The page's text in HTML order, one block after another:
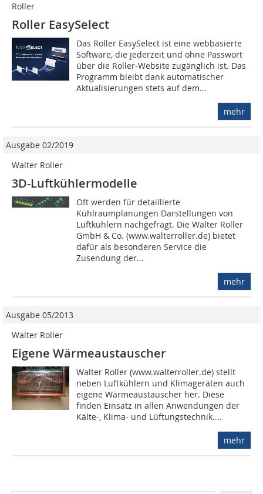
Roller
Roller EasySelect
Das Roller EasySelect ist eine webbasierte
Software, die jederzeit und ohne Passwort
über die Roller-Website zugänglich ist. Das
Programm bleibt dank automatischer
Aktualisierungen stets auf dem...
mehr
Ausgabe 02/2019
Walter Roller
3D-Luftkühlermodelle
Oft werden für detaillierte
Kühlraumplanungen Darstellungen von
Luftkühlern nachgefragt. Die Walter Roller
GmbH & Co. (www.walterroller.de) bietet
dafür als besonderen Service die
Zusendung der...
mehr
Ausgabe 05/2013
Walter Roller
Eigene Wärmeaustauscher
Walter Roller (www.walterroller.de) stellt
neben Luftkühlern und Klimageräten auch
eigene Wärmeaustauscher her. Diese
finden Einsatz in allen Anwendungen der
Kälte-, Klima- und Lüftungstechnik....
mehr